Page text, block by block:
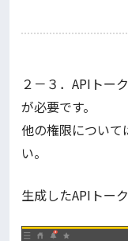
２－３．APIトー
が必要です。
他の権限について
い。
生成したAPIトー